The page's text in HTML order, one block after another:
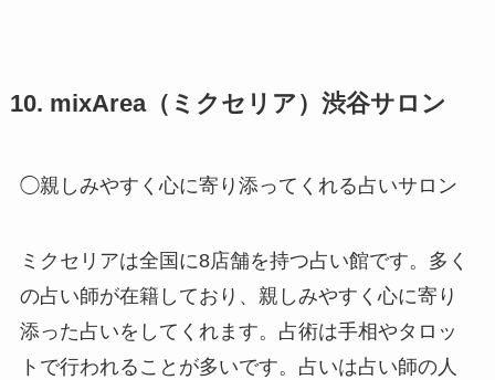
10. mixArea（ミクセリア）渋谷サロン
◯親しみやすく心に寄り添ってくれる占いサロン
ミクセリアは全国に8店舗を持つ占い館です。多く
の占い師が在籍しており、親しみやすく心に寄り
添った占いをしてくれます。占術は手相やタロッ
トで行われることが多いです。占いは占い師の人